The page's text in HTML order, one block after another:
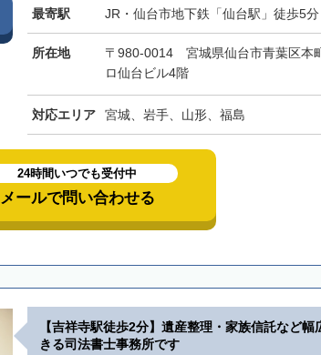
最寄駅 JR・仙台市地下鉄「仙台駅」徒歩5分
所在地
〒980-0014 宮城県仙台市青葉区本
ロ仙台ビル4階
対応エリア 宮城、岩手、山形、福島
24時間いつでも受付中
メールで問い合わせる
【吉祥寺駅徒歩2分】遺産整理・家族信託など幅
きる司法書士事務所です